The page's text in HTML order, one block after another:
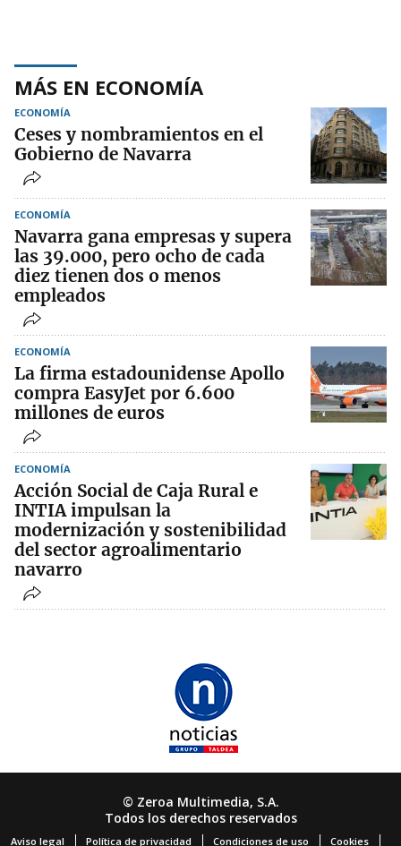
MÁS EN ECONOMÍA
ECONOMÍA
Ceses y nombramientos en el
Gobierno de Navarra
ECONOMÍA
Navarra gana empresas y supera
las 39.000, pero ocho de cada
diez tienen dos o menos
empleados
ECONOMÍA
La firma estadounidense Apollo
compra EasyJet por 6.600
millones de euros
ECONOMÍA
Acción Social de Caja Rural e
INTIA impulsan la
modernización y sostenibilidad
del sector agroalimentario
navarro
© Zeroa Multimedia, S.A.
Todos los derechos reservados
Aviso legal Política de privacidad Condiciones de uso Cookies